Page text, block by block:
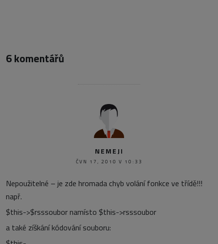
6 komentářů
NEMEJI
ČVN 17, 2010 V 10:33
Nepoužitelné – je zde hromada chyb volání fonkce ve třídě!!!
např.
$this->$rsssoubor namísto $this->rsssoubor
a také zíškání kódování souboru: